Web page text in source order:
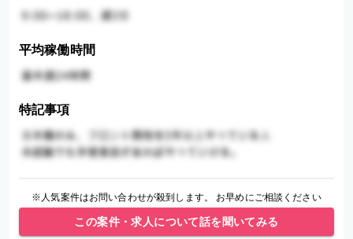
平均稼働時間
特記事項
※人気案件はお問い合わせが殺到します。 お早めにご相談ください
この案件・求人について話を聞いてみる